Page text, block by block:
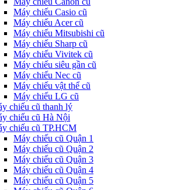
Máy chiếu Casio cũ
Máy chiếu Acer cũ
Máy chiếu Mitsubishi cũ
Máy chiếu Sharp cũ
Máy chiếu Vivitek cũ
Máy chiếu siêu gần cũ
Máy chiếu Nec cũ
Máy chiếu vật thể cũ
Máy chiếu LG cũ
chiếu cũ thanh lý
chiếu cũ Hà Nội
chiếu cũ TP.HCM
Máy chiếu cũ Quận 1
Máy chiếu cũ Quận 2
Máy chiếu cũ Quận 3
Máy chiếu cũ Quận 4
Máy chiếu cũ Quận 5